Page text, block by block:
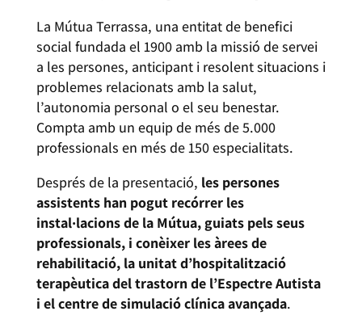
La Mútua Terrassa, una entitat de benefici
social fundada el 1900 amb la missió de servei
a les persones, anticipant i resolent situacions i
problemes relacionats amb la salut,
l’autonomia personal o el seu benestar.
Compta amb un equip de més de 5.000
professionals en més de 150 especialitats.
Després de la presentació, les persones
assistents han pogut recórrer les
instal·lacions de la Mútua, guiats pels seus
professionals, i conèixer les àrees de
rehabilitació, la unitat d’hospitalització
terapèuticadel trastorn de l’Espectre Autista
i el centre de simulació clínica avançada.